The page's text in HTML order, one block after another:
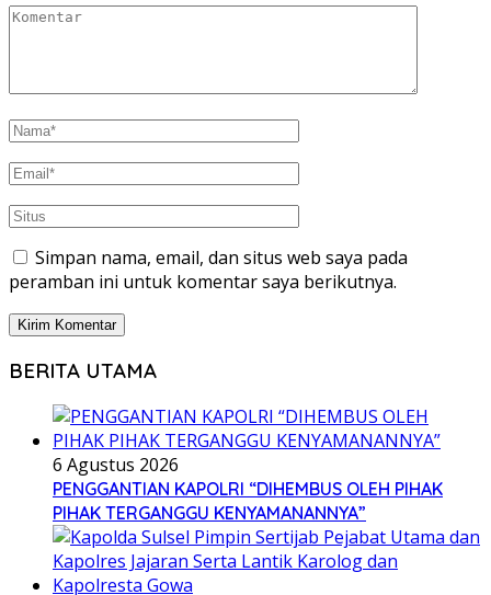
Simpan nama, email, dan situs web saya pada
peramban ini untuk komentar saya berikutnya.
BERITA UTAMA
6 Agustus 2026
PENGGANTIAN KAPOLRI “DIHEMBUS OLEH PIHAK
PIHAK TERGANGGU KENYAMANANNYA”